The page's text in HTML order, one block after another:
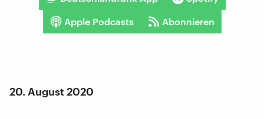
Apple Podcasts Abonnieren
20. August 2020